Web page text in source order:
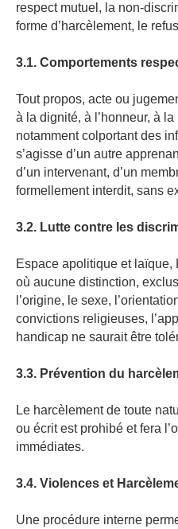
respect mutuel, la non-
forme d’harcèlement, le
3.1. Comportements
Tout propos, acte ou
à la dignité, à l’honneur, à
notamment colportant des
s’agisse d’un autre
d’un intervenant, d’un
formellement interdit, sans
3.2. Lutte contre les
Espace apolitique et laïque,
où aucune distinction,
l’origine, le sexe,
convictions religieuses,
handicap ne saurait être
3.3. Prévention du
Le harcèlement de toute
ou écrit est prohibé et fera
immédiates.
3.4. Violences et
Une procédure interne